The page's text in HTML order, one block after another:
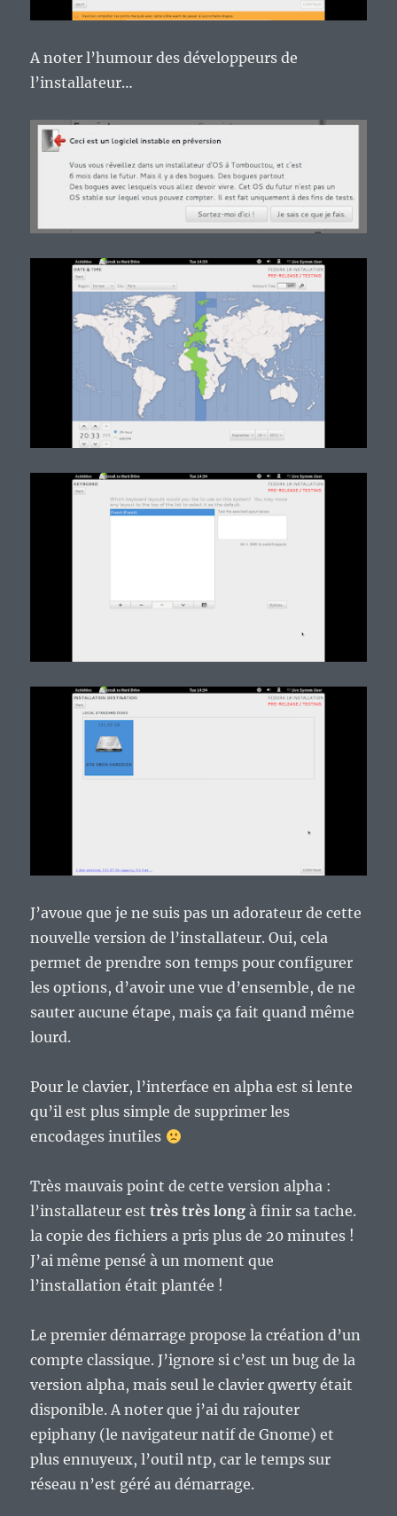
A noter l’humour des développeurs de
l’installateur…
J’avoue que je ne suis pas un adorateur de cette
nouvelle version de l’installateur. Oui, cela
permet de prendre son temps pour configurer
les options, d’avoir une vue d’ensemble, de ne
sauter aucune étape, mais ça fait quand même
lourd.
Pour le clavier, l’interface en alpha est si lente
qu’il est plus simple de supprimer les
encodages inutiles
Très mauvais point de cette version alpha :
l’installateur esttrès très long à finir sa tache.
la copie des fichiers a pris plus de 20 minutes !
J’ai même pensé à un moment que
l’installation était plantée !
Le premier démarrage propose la création d’un
compte classique. J’ignore si c’est un bug de la
version alpha, mais seul le clavier qwerty était
disponible. A noter que j’ai du rajouter
epiphany (le navigateur natif de Gnome) et
plus ennuyeux, l’outil ntp, car le temps sur
réseau n’est géré au démarrage.